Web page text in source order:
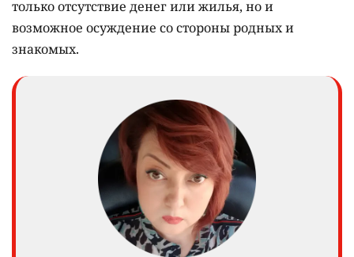
Почему женщина, которая ещё недавно
готовилась стать матерью, принимает решение
отказаться от ребёнка? Психолог фонда "Ана үйі"
говорит, что общество нередко
объясняет такой поступок отсутствием
материнских чувств. На практике женщиной чаще
движут страх, одиночество и растерянность.
Для многих тяжёлым испытанием становится не
только отсутствие денег или жилья, но и
возможное осуждение со стороны родных и